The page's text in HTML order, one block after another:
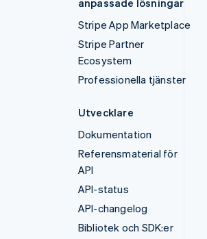
anpassade lösningar
Stripe App Marketplace
Stripe Partner
Ecosystem
Professionella tjänster
Utvecklare
Dokumentation
Referensmaterial för
API
API-status
API-changelog
Bibliotek och SDK:er